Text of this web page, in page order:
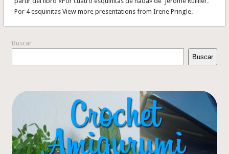
Por 4 esquinitas View more presentations from Irene Pringle.
Buscar
Buscar